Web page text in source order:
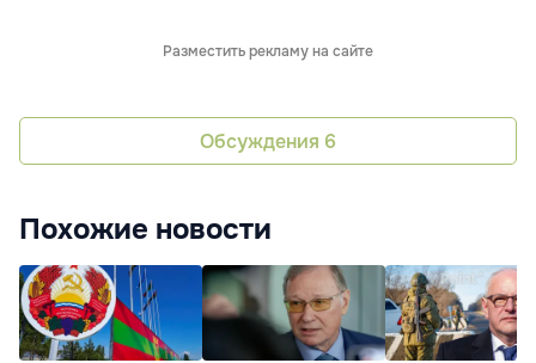
Разместить рекламу на сайте
Обсуждения 6
Похожие новости